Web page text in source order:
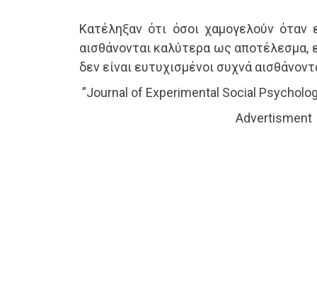
Κατέληξαν ότι όσοι χαμογελούν όταν
αισθάνονται καλύτερα ως αποτέλεσμα,
δεν είναι ευτυχισμένοι συχνά
”Journal of Experimental Social
Advertisment